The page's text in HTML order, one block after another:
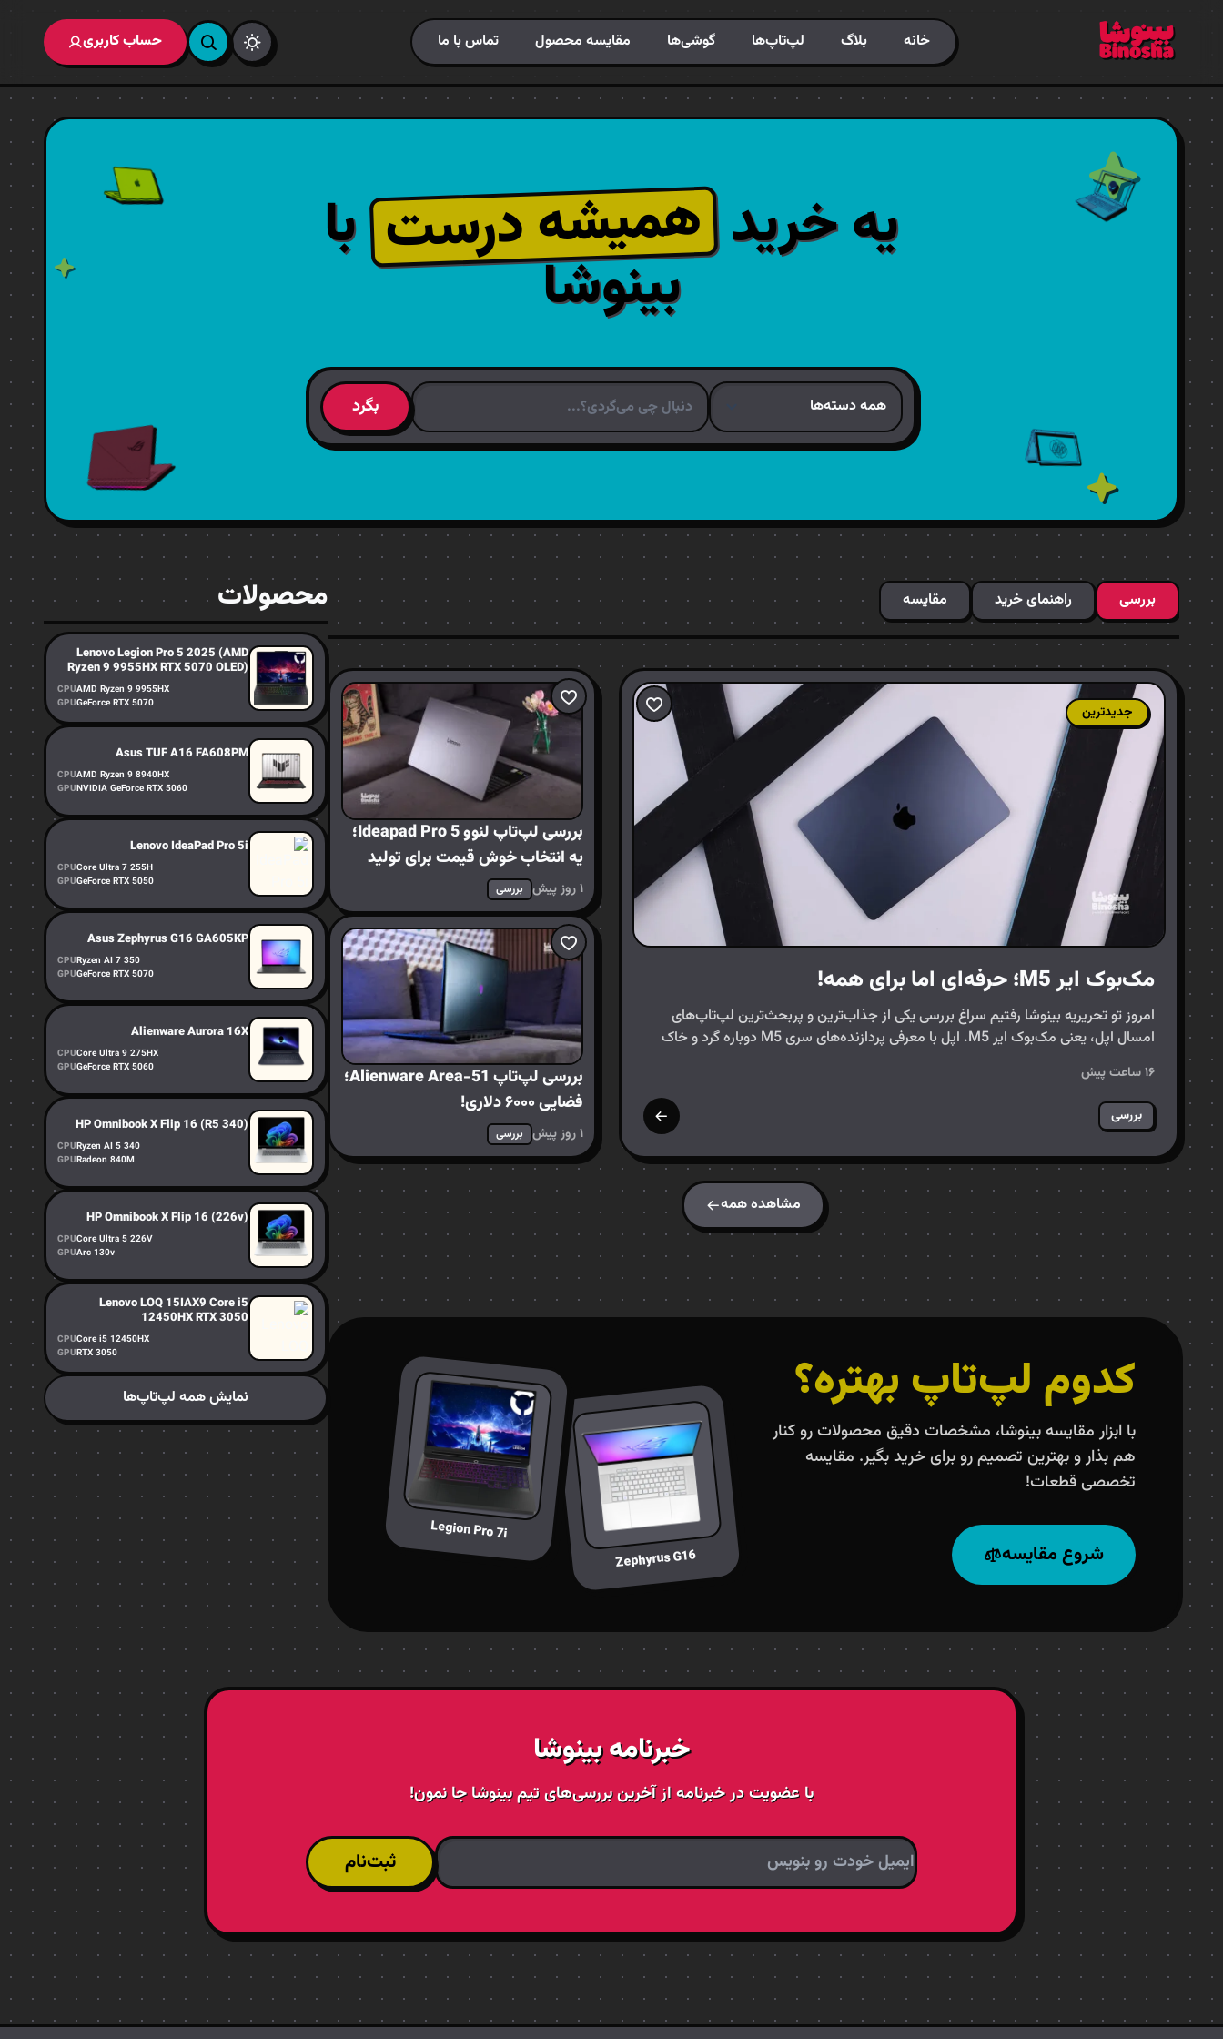
خانه بلاگ لپ‌تاپ‌ها گوشی‌ها مقایسه محصول تماس با ما حساب کاربری
یه خریدهمیشه درستبا
بینوشا
بگرد
بررسی راهنمای خرید مقایسه
جدیدترین
مک‌بوک ایر M5؛ حرفه‌ای اما برای همه!
امروز تو تحریریه بینوشا رفتیم سراغ بررسی یکی از جذاب‌ترین و پربحث‌ترین لپ‌تاپ‌های
امسال اپل، یعنی مک‌بوک ایر M5. اپل با معرفی پردازنده‌های سری M5 دوباره گرد و خاک
۱۶ ساعت پیش
بررسی
بررسی لپ‌تاپ لنوو Ideapad Pro 5؛
یه انتخاب خوش قیمت برای تولید
محتوا۱ روز پیش بررسی
بررسی لپ‌تاپ Alienware Area-51؛
فضایی ۶۰۰۰ دلاری!
۱ روز پیش بررسی
مشاهده همه
کدوم لپ‌تاپ بهتره؟
با ابزار مقایسه بینوشا، مشخصات دقیق محصولات رو کنار
هم بذار و بهترین تصمیم رو برای خرید بگیر. مقایسه
تخصصی قطعات!
شروع مقایسه Zephyrus G16
Legion Pro 7i
محصولات
Lenovo Legion Pro 5 2025 (AMD
Ryzen 9 9955HX RTX 5070 OLED)
CPUAMD Ryzen 9 9955HX
GPUGeForce RTX 5070
Asus TUF A16 FA608PM
CPUAMD Ryzen 9 8940HX
GPUNVIDIA GeForce RTX 5060
Lenovo IdeaPad Pro 5i
CPUCore Ultra 7 255H
GPUGeForce RTX 5050
Asus Zephyrus G16 GA605KP
CPURyzen AI 7 350
GPUGeForce RTX 5070
Alienware Aurora 16X
CPUCore Ultra 9 275HX
GPUGeForce RTX 5060
HP Omnibook X Flip 16 (R5 340)
CPURyzen AI 5 340
GPURadeon 840M
HP Omnibook X Flip 16 (226v)
CPUCore Ultra 5 226V
GPUArc 130v
Lenovo LOQ 15IAX9 Core i5
12450HX RTX 3050
CPUCore i5 12450HX
GPURTX 3050
نمایش همه لپ‌تاپ‌ها
خبرنامه بینوشا
با عضویت در خبرنامه از آخرین بررسی‌های تیم بینوشا جا نمون!
ثبت‌نام